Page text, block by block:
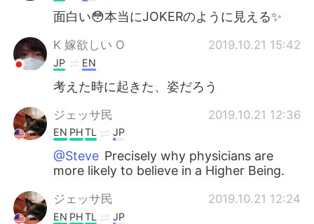
面白い😳本当にJOKERのように見える✨
K 嫁欲しい O 2019.10.21 15:42
JP EN
考えた時に起きた、姿だろう
ジェッサ民 2019.10.21 12:36
EN PHTL JP
@Steve Precisely why physicians are
more likely to believe in a Higher Being.
ジェッサ民 2019.10.21 12:24
EN PHTL JP